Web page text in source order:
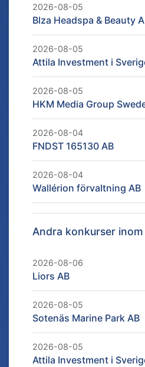
2026-08-05
Blza Headspa & Beauty
2026-08-05
Attila Investment i
2026-08-05
HKM Media Group
2026-08-04
FNDST 165130 AB
2026-08-04
Wallérion förvaltning AB
Andra konkurser
2026-08-06
Liors AB
2026-08-05
Sotenäs Marine Park AB
2026-08-05
Attila Investment i